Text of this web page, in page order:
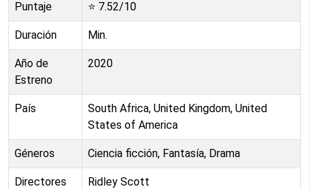
Puntaje ⭐ 7.52/10
Duración Min.
Año de
Estreno
2020
País
South Africa, United Kingdom, United
States of America
Géneros Ciencia ficción, Fantasía, Drama
Directores Ridley Scott